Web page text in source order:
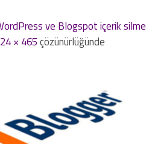
ve Blogspot içerik silme
× 465çözünürlüğünde